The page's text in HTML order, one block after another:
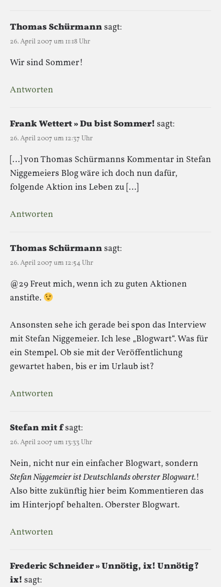
Thomas Schürmannsagt:
26. April 2007 um 11:18 Uhr
Wir sind Sommer!
Antworten
Frank Wettert » Du bist Sommer! sagt:
26. April 2007 um 12:37 Uhr
[…] von Thomas Schürmanns Kommentar in Stefan
Niggemeiers Blog wäre ich doch nun dafür,
folgende Aktion ins Leben zu […]
Antworten
Thomas Schürmannsagt:
26. April 2007 um 12:54 Uhr
@29 Freut mich, wenn ich zu guten Aktionen
anstifte.
Ansonsten sehe ich gerade bei spon das Interview
mit Stefan Niggemeier. Ich lese „Blogwart“. Was für
ein Stempel. Ob sie mit der Veröffentlichung
gewartet haben, bis er im Urlaub ist?
Antworten
Stefan mit fsagt:
26. April 2007 um 13:33 Uhr
Nein, nicht nur ein einfacher Blogwart, sondern
Stefan Niggemeier ist Deutschlands oberster Blogwart.!
Also bitte zukünftig hier beim Kommentieren das
im Hinterjopf behalten. Oberster Blogwart.
Antworten
Frederic Schneider » Unnötig, ix! Unnötig?
ix! sagt: